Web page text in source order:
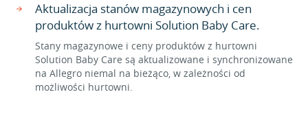
Aktualizacja stanów magazynowych i cen
produktów z hurtowni Solution Baby Care.
Stany magazynowe i ceny produktów z hurtowni
Solution Baby Care są aktualizowane i synchronizowane
na Allegro niemal na bieżąco, w zależności od
możliwości hurtowni.